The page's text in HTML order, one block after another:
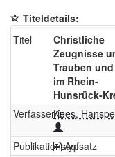
Titeldetails:
Titel
Christliche
Zeugnisse
Trauben
im Rhein-
Hunsrück-
Verfasser/inKees,
PublikationstypAufsatz